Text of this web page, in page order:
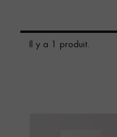
Il y a 1 produit.